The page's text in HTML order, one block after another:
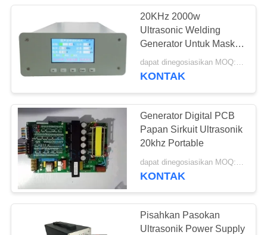
HUBUNGI
KAMI
BERITA
KASUS
SITEMAP
KEBIJAKAN
PRIVASI
Ultrasonik
pengelasan
converter
Power supply
ultrasonik
20KHz 2000w
Ultrasonic Welding
Generator Untuk Masker
Slicer
dapat dinegosiasikan MOQ:1 buah
KONTAK
Generator Digital PCB
Papan Sirkuit Ultrasonik
20khz Portable
KONTAK
Pisahkan Pasokan
Ultrasonik Power Supply